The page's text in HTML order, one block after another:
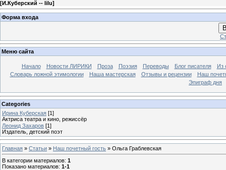
[И.Куберский -- lilu]
Форма входа
Меню сайта
Начало Новости ЛИРИКИ Проза Поэзия Переводы Блог писателя
Из
Словарь ложной этимологии
Наша мастерская Отзывы и рецензии
Наш
Эпиграф дня
Categories
Ирина Куберская [1]
Актриса театра и кино, режиссёр
Леонид Захаров [1]
Издатель, детский поэт
Главная » Статьи » Наш почетный гость » Ольга Граблевская
В категории материалов: 1
Показано материалов: 1-1